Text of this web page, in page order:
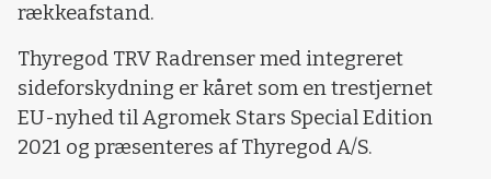
rækkeafstand.
Thyregod TRV Radrenser med integreret
sideforskydning er kåret som en trestjernet
EU-nyhed til Agromek Stars Special Edition
2021 og præsenteres af Thyregod A/S.